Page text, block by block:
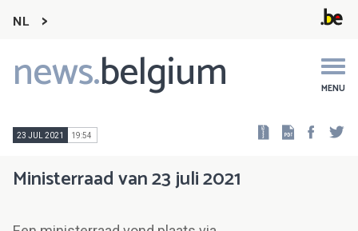
NL
news.belgium MENU
Main
navigation
23 JUL 2021 19:54
Ministerraad van 23 juli 2021